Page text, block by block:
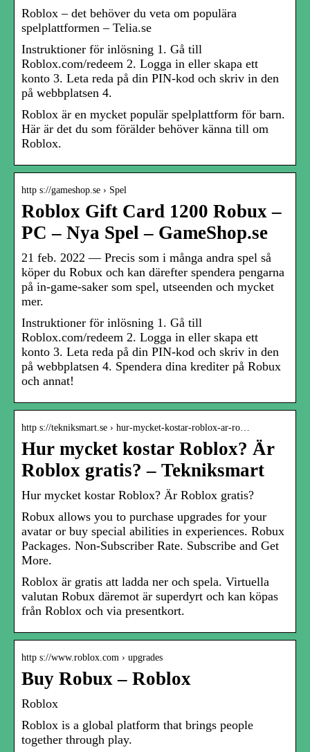
Roblox – det behöver du veta om populära
spelplattformen – Telia.se
Instruktioner för inlösning 1. Gå till
Roblox.com/redeem 2. Logga in eller skapa ett
konto 3. Leta reda på din PIN-kod och skriv in den
på webbplatsen 4.
Roblox är en mycket populär spelplattform för barn.
Här är det du som förälder behöver känna till om
Roblox.
http s://gameshop.se › Spel
Roblox Gift Card 1200 Robux –
PC – Nya Spel – GameShop.se
21 feb. 2022 — Precis som i många andra spel så
köper du Robux och kan därefter spendera pengarna
på in-game-saker som spel, utseenden och mycket
mer.
Instruktioner för inlösning 1. Gå till
Roblox.com/redeem 2. Logga in eller skapa ett
konto 3. Leta reda på din PIN-kod och skriv in den
på webbplatsen 4. Spendera dina krediter på Robux
och annat!
http s://tekniksmart.se › hur-mycket-kostar-roblox-ar-ro…
Hur mycket kostar Roblox? Är
Roblox gratis? – Tekniksmart
Hur mycket kostar Roblox? Är Roblox gratis?
Robux allows you to purchase upgrades for your
avatar or buy special abilities in experiences. Robux
Packages. Non-Subscriber Rate. Subscribe and Get
More.
Roblox är gratis att ladda ner och spela. Virtuella
valutan Robux däremot är superdyrt och kan köpas
från Roblox och via presentkort.
http s://www.roblox.com › upgrades
Buy Robux – Roblox
Roblox
Roblox is a global platform that brings people
together through play.